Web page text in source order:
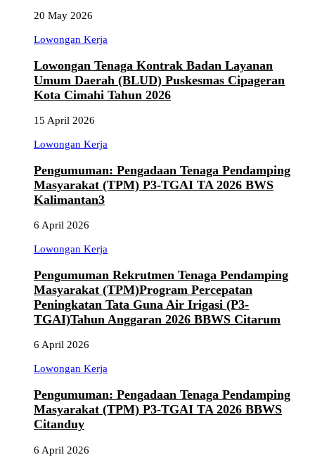
20 May 2026
Lowongan Kerja
Lowongan Tenaga Kontrak Badan Layanan
Umum Daerah (BLUD) Puskesmas Cipageran
Kota Cimahi Tahun 2026
15 April 2026
Lowongan Kerja
Pengumuman: Pengadaan Tenaga Pendamping
Masyarakat (TPM) P3-TGAI TA 2026 BWS
Kalimantan3
6 April 2026
Lowongan Kerja
Pengumuman Rekrutmen Tenaga Pendamping
Masyarakat (TPM)Program Percepatan
Peningkatan Tata Guna Air Irigasi (P3-
TGAI)Tahun Anggaran 2026 BBWS Citarum
6 April 2026
Lowongan Kerja
Pengumuman: Pengadaan Tenaga Pendamping
Masyarakat (TPM) P3-TGAI TA 2026 BBWS
Citanduy
6 April 2026